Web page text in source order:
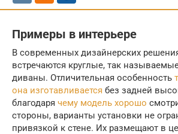
Примеры в интерьере
В современных дизайнерских
встречаются круглые, так
диваны. Отличительная особенность
она изготавливается без задней
благодаря чему модель хорошо
стороны, варианты установки не
привязкой к стене. Их размещают в